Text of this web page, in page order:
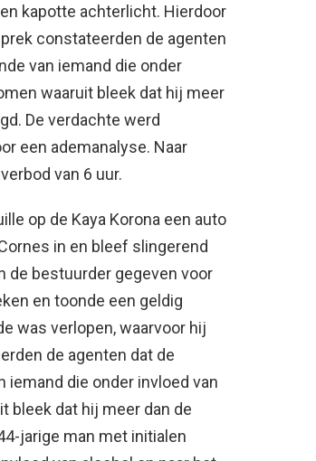
kapotte achterlicht. Hierdoor
constateerden de agenten
van iemand die onder
waaruit bleek dat hij meer
De verdachte werd
een ademanalyse. Naar
van 6 uur.
op de Kaya Korona een auto
in en bleef slingerend
de bestuurder gegeven voor
en toonde een geldig
was verlopen, waarvoor hij
de agenten dat de
die onder invloed van
bleek dat hij meer dan de
jarige man met initialen